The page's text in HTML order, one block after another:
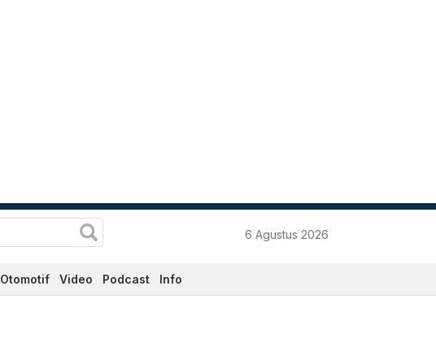
6 Agustus 2026
Otomotif Video Podcast Info